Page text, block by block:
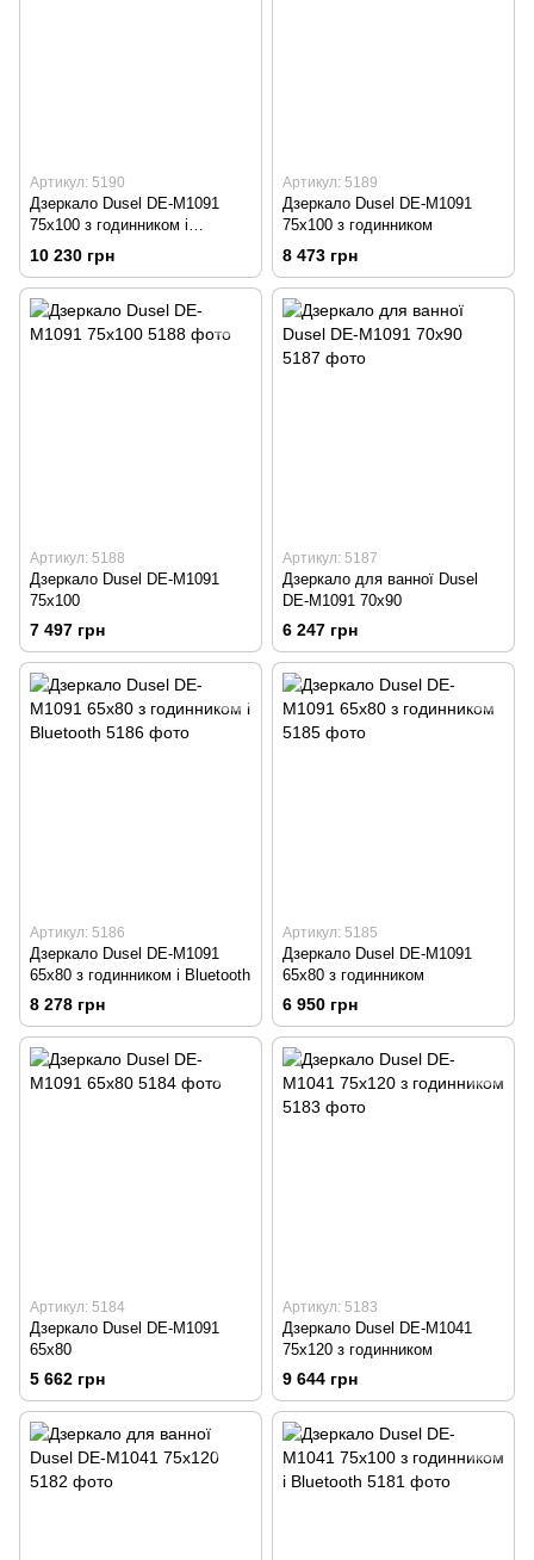
Артикул: 5190
Дзеркало Dusel DE-M1091
75x100 з годинником і
Bluetooth
10 230 грн
Артикул: 5189
Дзеркало Dusel DE-M1091
75x100 з годинником
8 473 грн
Артикул: 5188
Дзеркало Dusel DE-M1091
75x100
7 497 грн
Артикул: 5187
Дзеркало для ванної Dusel
DE-M1091 70x90
6 247 грн
Артикул: 5186
Дзеркало Dusel DE-M1091
65x80 з годинником і Bluetooth
8 278 грн
Артикул: 5185
Дзеркало Dusel DE-M1091
65x80 з годинником
6 950 грн
Артикул: 5184
Дзеркало Dusel DE-M1091
65x80
5 662 грн
Артикул: 5183
Дзеркало Dusel DE-M1041
75x120 з годинником
9 644 грн